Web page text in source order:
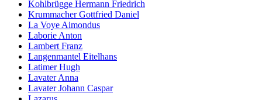
Kohlbrügge Hermann Friedrich
Krummacher Gottfried Daniel
La Voye Aimondus
Laborie Anton
Lambert Franz
Langenmantel Eitelhans
Latimer Hugh
Lavater Anna
Lavater Johann Caspar